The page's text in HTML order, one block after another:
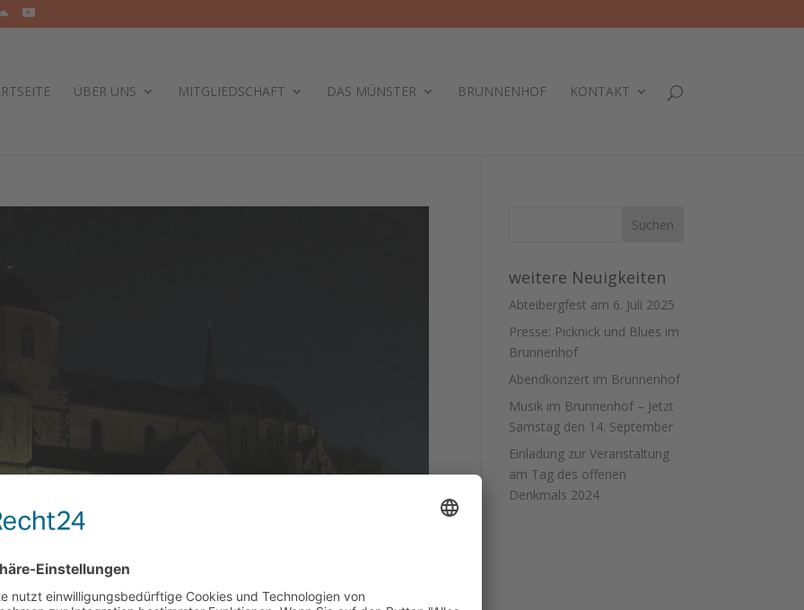
ÜBER UNS MITGLIEDSCHAFT DAS MÜNSTER BRUNNENHOF KONTAKT
weitere Neuigkeiten
Abteibergfest am 6. Juli 2025
Presse: Picknick und Blues im
Brunnenhof
Abendkonzert im Brunnenhof
Musik im Brunnenhof – Jetzt
Samstag den 14. September
Einladung zur Veranstaltung
am Tag des offenen
Denkmals 2024